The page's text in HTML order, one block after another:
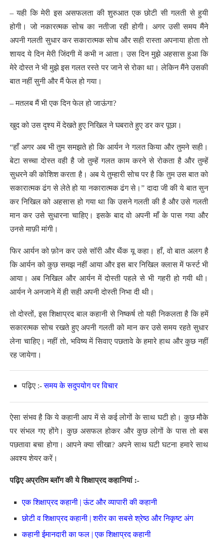
– यही कि मेरी इस असफलता की शुरुआत एक छोटी सी गलती से हुयी
होगी। जो नकारत्मक सोच का नतीजा रही होगी। अगर उसी समय मैंने
अपनी गलती सुधार कर सकारात्मक सोच और सही रास्ता अपनाया होता तो
शायद ये दिन मेरी जिंदगी में कभी न आता। उस दिन मुझे अहसास हुआ कि
मेरे दोस्त ने भी मुझे इस गलत रस्ते पर जाने से रोका था। लेकिन मैंने उसकी
बात नहीं सुनी और मैं फेल हो गया।
– मतलब मैं भी एक दिन फेल हो जाऊंगा?
खुद को उस दृश्य में देखते हुए निखिल ने घबराते हुए डर कर पूछा।
“हाँ अगर अब भी तुम समझते हो कि आर्यन ने गलत किया और तुमने सही।
बेटा सच्चा दोस्त वही है जो तुम्हें गलत काम करने से रोकता है और तुम्हें
सुधरने की कोशिश करता है। अब ये तुम्हारी सोच पर है कि तुम उस बात को
सकारात्मक ढंग से लेते हो या नकारात्मक ढंग से।” दादा जी की ये बात सुन
कर निखिल को अहसास हो गया था कि उसने गलती की है और उसे गलती
मान कर उसे सुधारना चाहिए। इसके बाद वो अपनी माँ के पास गया और
उनसे माफ़ी मांगी।
फिर आर्यन को फ़ोन कर उसे सॉरी और थैंक यू कहा। हाँ, वो बात अलग है
कि आर्यन को कुछ समझ नहीं आया और इस बार निखिल क्लास में फर्स्ट भी
आया। अब निखिल और आर्यन में दोस्ती पहले से भी गहरी हो गयी थी।
आर्यन ने अनजाने में ही सही अपनी दोस्ती निभा दी थी।
तो दोस्तों, इस शिक्षाप्रद बाल कहानी से निष्कर्ष तो यही निकलता है कि हमें
सकारत्मक सोच रखते हुए अपनी गलती को मान कर उसे समय रहते सुधार
लेना चाहिए। नहीं तो, भविष्य में सिवाए पछतावे के हमारे हाथ और कुछ नहीं
रह जायेगा।
पढ़िए :-समय के सदुपयोग पर विचार
ऐसा संभव है कि ये कहानी आप में से कई लोगों के साथ घटी हो। कुछ मौके
पर संभल गए होंगे। कुछ असफल होकर और कुछ लोगों के पास तो बस
पछतावा बचा होगा। आपने क्या सीखा? अपने साथ घटी घटना हमारे साथ
अवश्य शेयर करें।
पढ़िए अप्रतिम ब्लॉग की ये शिक्षाप्रद कहानियां :-
एक शिक्षाप्रद कहानी | ऊंट और व्यापारी की कहानी
छोटी व शिक्षाप्रद कहानी | शरीर का सबसे श्रेष्ठ और निकृष्ट अंग
कहानी ईमानदारी का फल | एक शिक्षाप्रद कहानी